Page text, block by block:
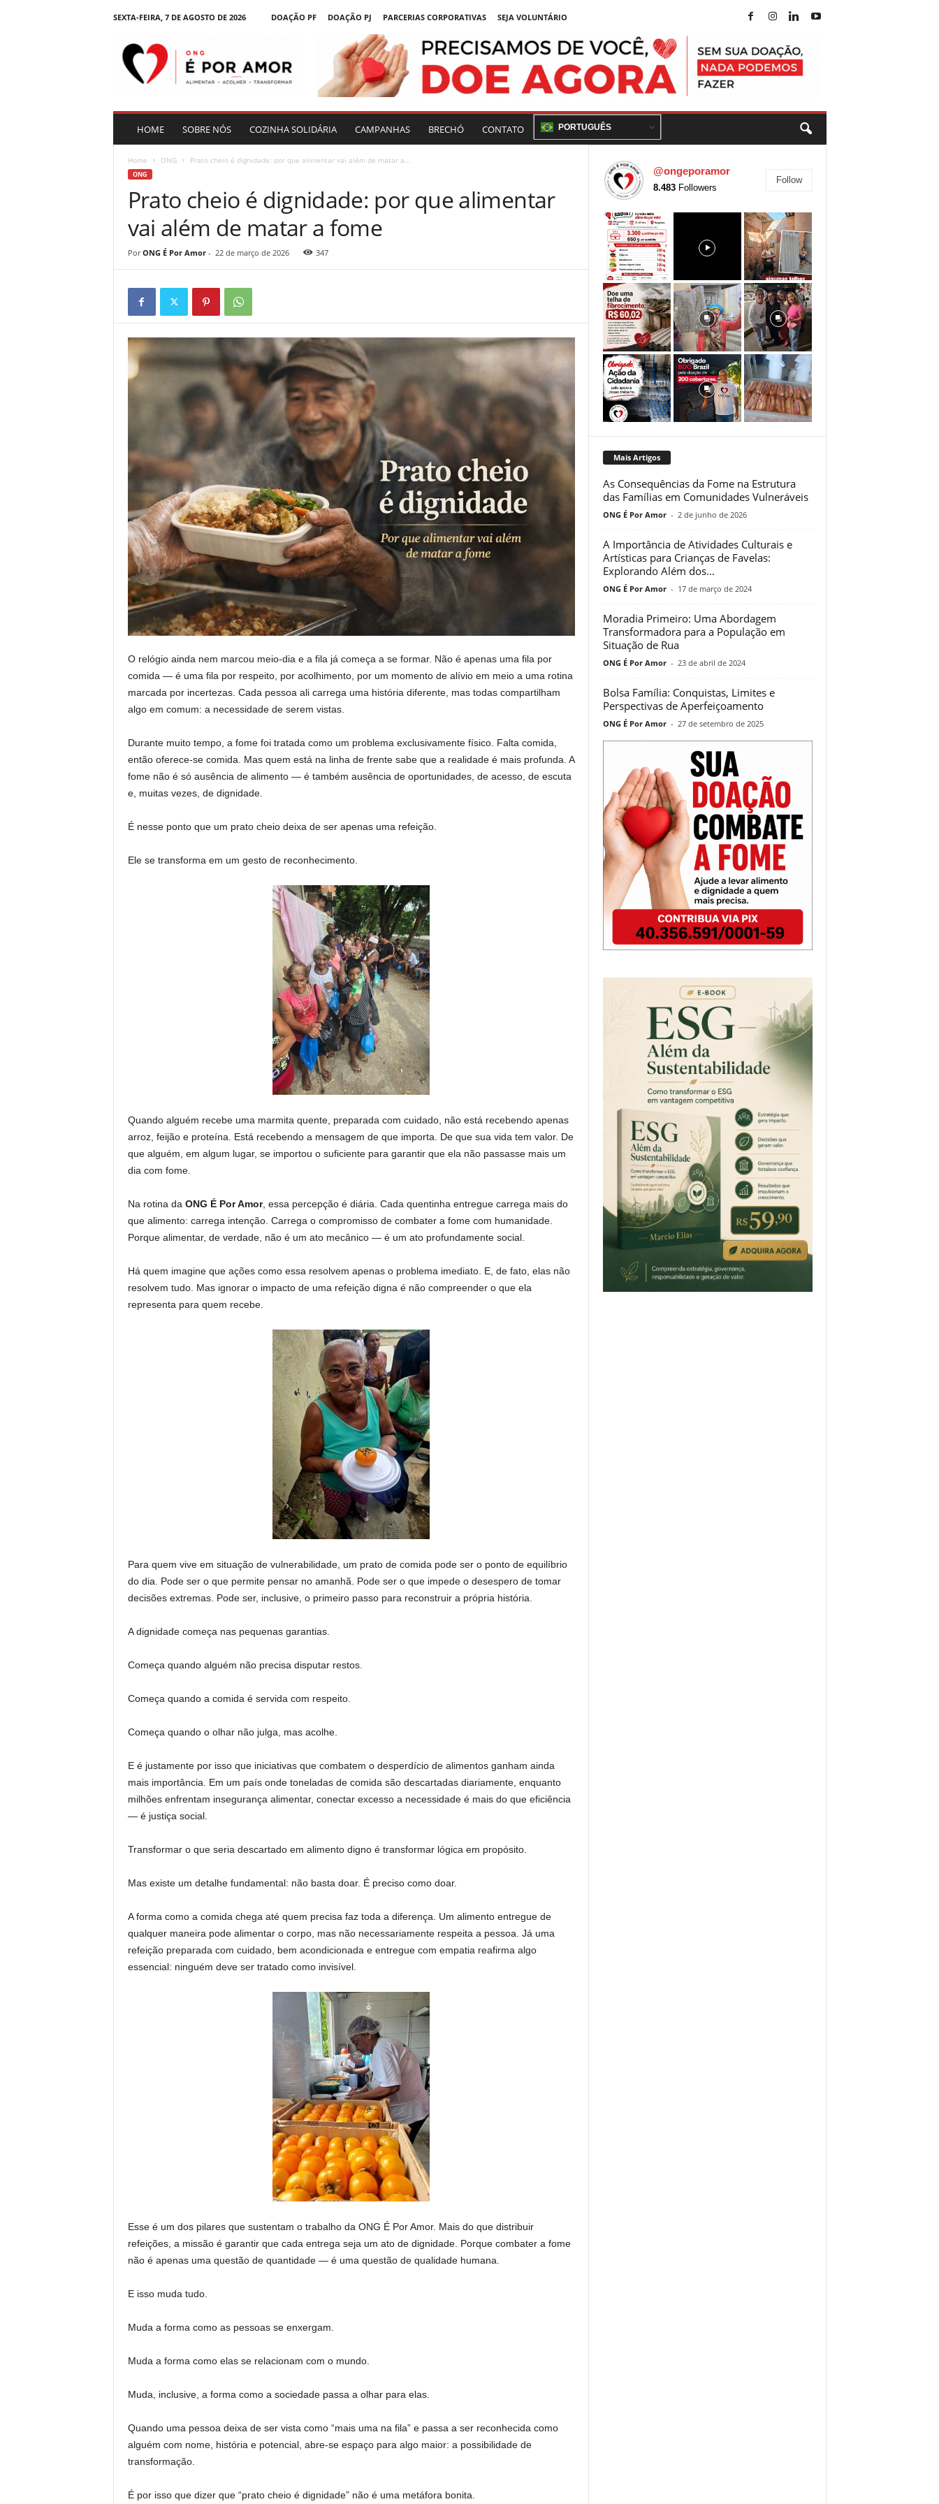
SEXTA-FEIRA, 7 DE AGOSTO DE 2026 DOAÇÃO PF DOAÇÃO PJ PARCERIAS CORPORATIVAS
SEJA VOLUNTÁRIO
HOME SOBRE NÓS COZINHA SOLIDÁRIA CAMPANHAS BRECHÓ CONTATO PORTUGUÊS
Home ONG Prato cheio é dignidade: por que alimentar vai além de matar a...
ONG
Prato cheio é dignidade: por que alimentar
vai além de matar a fome
Por ONG É Por Amor- 22 de março de 2026 347
O relógio ainda nem marcou meio-dia e a fila já começa a se formar. Não é apenas uma fila por
comida — é uma fila por respeito, por acolhimento, por um momento de alívio em meio a uma rotina
marcada por incertezas. Cada pessoa ali carrega uma história diferente, mas todas compartilham
algo em comum: a necessidade de serem vistas.
Durante muito tempo, a fome foi tratada como um problema exclusivamente físico. Falta comida,
então oferece-se comida. Mas quem está na linha de frente sabe que a realidade é mais profunda. A
fome não é só ausência de alimento — é também ausência de oportunidades, de acesso, de escuta
e, muitas vezes, de dignidade.
É nesse ponto que um prato cheio deixa de ser apenas uma refeição.
Ele se transforma em um gesto de reconhecimento.
Quando alguém recebe uma marmita quente, preparada com cuidado, não está recebendo apenas
arroz, feijão e proteína. Está recebendo a mensagem de que importa. De que sua vida tem valor. De
que alguém, em algum lugar, se importou o suficiente para garantir que ela não passasse mais um
dia com fome.
Na rotina da ONG É Por Amor, essa percepção é diária. Cada quentinha entregue carrega mais do
que alimento: carrega intenção. Carrega o compromisso de combater a fome com humanidade.
Porque alimentar, de verdade, não é um ato mecânico — é um ato profundamente social.
Há quem imagine que ações como essa resolvem apenas o problema imediato. E, de fato, elas não
resolvem tudo. Mas ignorar o impacto de uma refeição digna é não compreender o que ela
representa para quem recebe.
Para quem vive em situação de vulnerabilidade, um prato de comida pode ser o ponto de equilíbrio
do dia. Pode ser o que permite pensar no amanhã. Pode ser o que impede o desespero de tomar
decisões extremas. Pode ser, inclusive, o primeiro passo para reconstruir a própria história.
A dignidade começa nas pequenas garantias.
Começa quando alguém não precisa disputar restos.
Começa quando a comida é servida com respeito.
Começa quando o olhar não julga, mas acolhe.
E é justamente por isso que iniciativas que combatem o desperdício de alimentos ganham ainda
mais importância. Em um país onde toneladas de comida são descartadas diariamente, enquanto
milhões enfrentam insegurança alimentar, conectar excesso a necessidade é mais do que eficiência
— é justiça social.
Transformar o que seria descartado em alimento digno é transformar lógica em propósito.
Mas existe um detalhe fundamental: não basta doar. É preciso como doar.
A forma como a comida chega até quem precisa faz toda a diferença. Um alimento entregue de
qualquer maneira pode alimentar o corpo, mas não necessariamente respeita a pessoa. Já uma
refeição preparada com cuidado, bem acondicionada e entregue com empatia reafirma algo
essencial: ninguém deve ser tratado como invisível.
Esse é um dos pilares que sustentam o trabalho da ONG É Por Amor. Mais do que distribuir
refeições, a missão é garantir que cada entrega seja um ato de dignidade. Porque combater a fome
não é apenas uma questão de quantidade — é uma questão de qualidade humana.
E isso muda tudo.
Muda a forma como as pessoas se enxergam.
Muda a forma como elas se relacionam com o mundo.
Muda, inclusive, a forma como a sociedade passa a olhar para elas.
Quando uma pessoa deixa de ser vista como “mais uma na fila” e passa a ser reconhecida como
alguém com nome, história e potencial, abre-se espaço para algo maior: a possibilidade de
transformação.
É por isso que dizer que “prato cheio é dignidade” não é uma metáfora bonita.
@ongeporamor
8.483Followers
Follow
Mais Artigos
As Consequências da Fome na Estrutura
das Famílias em Comunidades Vulneráveis
ONG É Por Amor - 2 de junho de 2026
A Importância de Atividades Culturais e
Artísticas para Crianças de Favelas:
Explorando Além dos...
ONG É Por Amor - 17 de março de 2024
Moradia Primeiro: Uma Abordagem
Transformadora para a População em
Situação de Rua
ONG É Por Amor - 23 de abril de 2024
Bolsa Família: Conquistas, Limites e
Perspectivas de Aperfeiçoamento
ONG É Por Amor - 27 de setembro de 2025